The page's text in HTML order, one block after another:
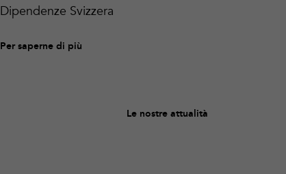
Dipendenze Svizzera
Per saperne di più
Le nostre attualità